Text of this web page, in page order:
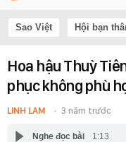
Sao Việt Hội bạn
Hoa hậu Thuỳ
phục không phù
LINH LAM 3 năm trước
Nghe đọc bài 1:13